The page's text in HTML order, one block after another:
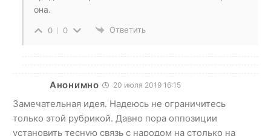
она.
0 0 Ответить
Анонимно 20 июля 2019 16:15
Замечательная идея. Надеюсь не ограничитесь
только этой рубрикой. Давно пора оппозиции
установить тесную связь с народом на столько на